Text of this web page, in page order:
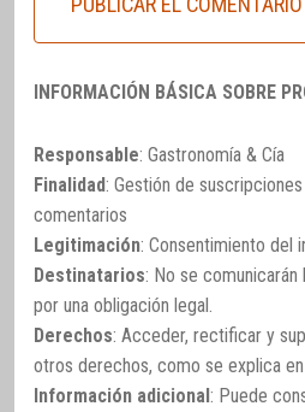
INFORMACIÓN BÁSICA SOBRE
Responsable: Gastronomía & Cía
Finalidad: Gestión de
comentarios
Legitimación: Consentimiento del
Destinatarios: No se
por una obligación legal.
Derechos: Acceder, rectificar y
otros derechos, como se explica
Información adicional: Puede